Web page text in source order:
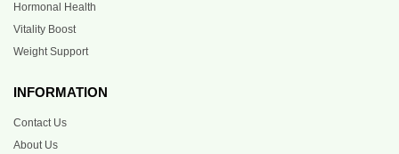
Hormonal Health
Vitality Boost
Weight Support
INFORMATION
Contact Us
About Us